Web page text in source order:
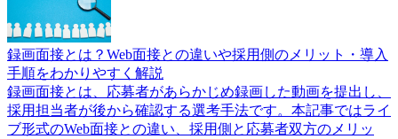
録画面接とは？Web面接との違いや採用側のメリット・導入
手順をわかりやすく解説
録画面接とは、応募者があらかじめ録画した動画を提出し、
採用担当者が後から確認する選考手法です。本記事ではライ
ブ形式のWeb面接との違い、採用側と応募者双方のメリッ